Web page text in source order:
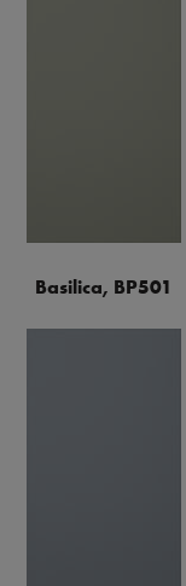
Basilica, BP501